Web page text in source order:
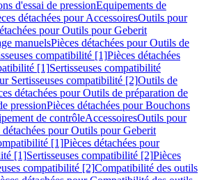
d'essai de pressionEquipements de
détachées pour AccessoiresOutils pour
pour Outils pour Geberit
manuelsPièces détachées pour Outils de
compatibilité [1]Pièces détachées
[1]Sertisseuses compatibilité
Sertisseuses compatibilité [2]Outils de
détachées pour Outils de préparation de
pressionPièces détachées pour Bouchons
de contrôleAccessoiresOutils pour
détachées pour Outils pour Geberit
[1]Pièces détachées pour
[1]Sertisseuses compatibilité [2]Pièces
compatibilité [2]Compatibilité des outils